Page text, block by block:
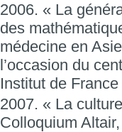
2006. « La
des
médecine en
l’occasion du
Institut de
2007. « La
Colloquium